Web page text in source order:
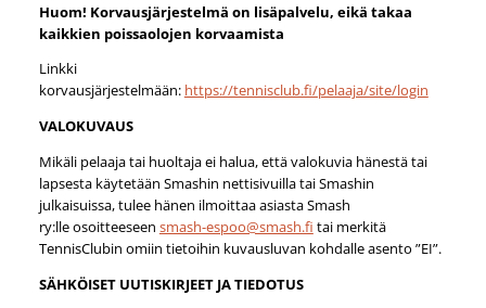
Huom! Korvausjärjestelmä on lisäpalvelu, eikä takaa
kaikkien poissaolojen korvaamista
Linkki
korvausjärjestelmään: https://tennisclub.fi/pelaaja/site/login
VALOKUVAUS
Mikäli pelaaja tai huoltaja ei halua, että valokuvia hänestä tai
lapsesta käytetään Smashin nettisivuilla tai Smashin
julkaisuissa, tulee hänen ilmoittaa asiasta Smash
ry:lle osoitteeseen smash-espoo@smash.fi tai merkitä
TennisClubin omiin tietoihin kuvausluvan kohdalle asento ”EI”.
SÄHKÖISET UUTISKIRJEET JA TIEDOTUS